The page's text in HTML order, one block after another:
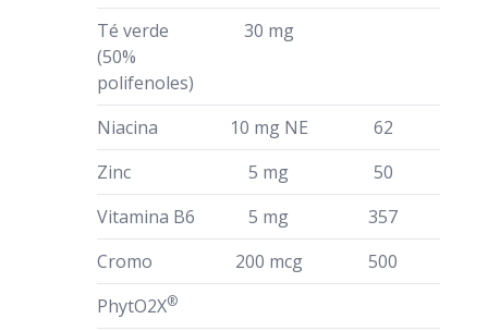
Té verde
(50%
polifenoles)
30 mg
Niacina 10 mg NE
62
Zinc
5 mg
50
Vitamina B6
5 mg
357
Cromo
200 mcg
500
PhytO2X®